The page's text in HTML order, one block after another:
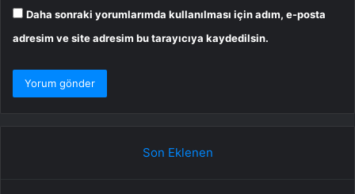
Daha sonraki yorumlarımda kullanılması için adım, e-posta
adresim ve site adresim bu tarayıcıya kaydedilsin.
Son Eklenen